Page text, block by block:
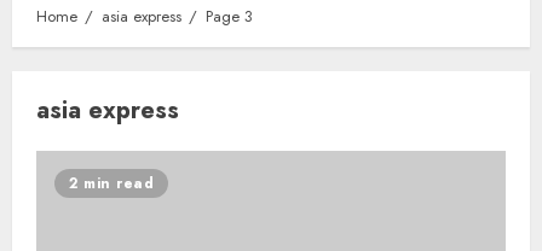
Home asia express Page 3
asia express
2 min read